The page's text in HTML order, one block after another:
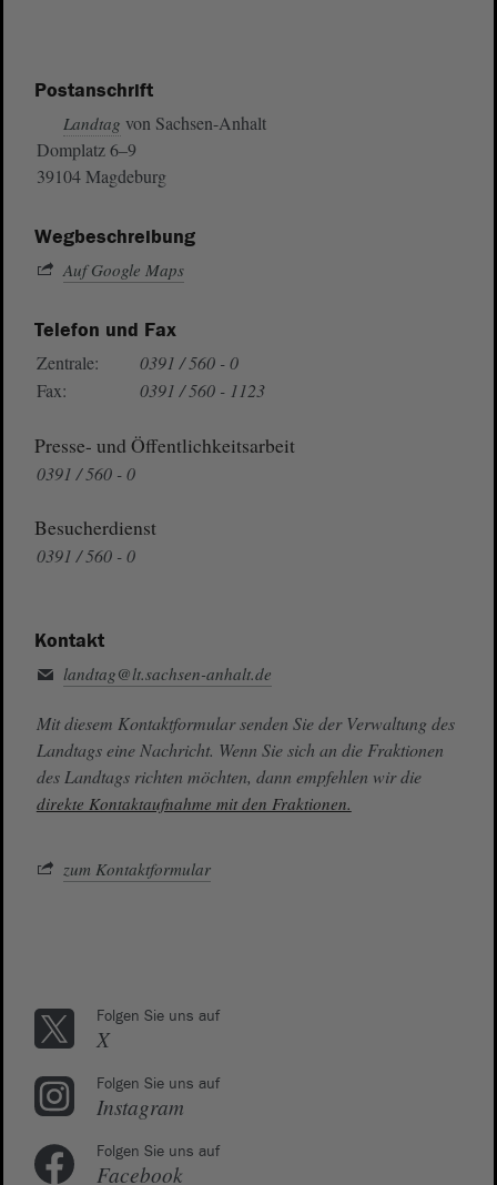
Postanschrift
Landtag von Sachsen-Anhalt
Domplatz 6–9
39104 Magdeburg
Wegbeschreibung
Auf Google Maps
Telefon und Fax
Zentrale:
0391 / 560 - 0
Fax:
0391 / 560 - 1123
Presse- und Öffentlichkeitsarbeit
0391 / 560 - 0
Besucherdienst
0391 / 560 - 0
Kontakt
landtag@lt.sachsen-anhalt.de
Mit diesem Kontaktformular senden Sie der Verwaltung des
Landtags eine Nachricht. Wenn Sie sich an die Fraktionen
des Landtags richten möchten, dann empfehlen wir die
direkte Kontaktaufnahme mit den Fraktionen.
zum Kontaktformular
Folgen Sie uns auf
X
Folgen Sie uns auf
Instagram
Folgen Sie uns auf
Facebook